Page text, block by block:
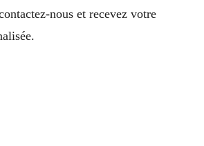
nous et recevez votre